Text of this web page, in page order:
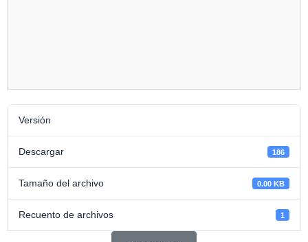
Versión
Descargar 186
Tamaño del archivo 0.00 KB
Recuento de archivos 1